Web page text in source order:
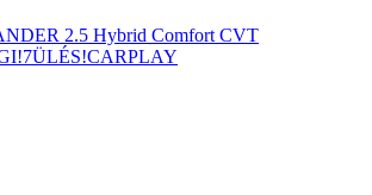
2.5 Hybrid Comfort CVT